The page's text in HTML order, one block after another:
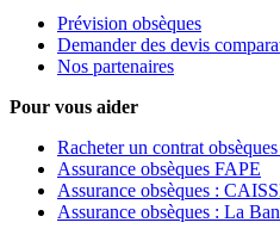
Prévision obsèques
Demander des devis
Nos partenaires
Pour vous aider
Racheter un contrat
Assurance obsèques FAPE
Assurance obsèques :
Assurance obsèques : La